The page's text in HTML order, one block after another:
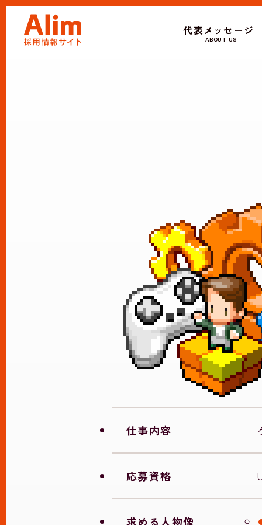
代表メッセージ
ABOUT US
仕事内容
応募資格
求める人物像